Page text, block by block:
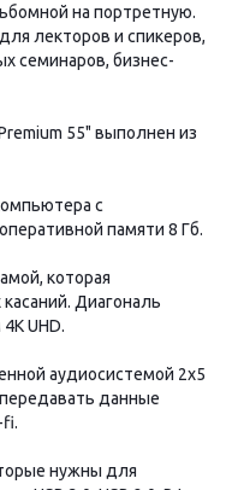
на портретную.
лекторов и спикеров,
семинаров, бизнес-
55" выполнен из
с
памяти 8 Гб.
которая
Диагональ
UHD.
аудиосистемой 2х5
данные
fi.
нужны для